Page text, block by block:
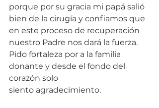
porque por su gracia mi papá salió
bien de la cirugía y confiamos que
en este proceso de recuperación
nuestro Padre nos dará la fuerza.
Pido fortaleza por a la familia
donante y desde el fondo del
corazón solo
siento agradecimiento.